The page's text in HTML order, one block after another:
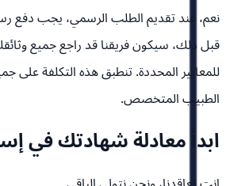
قبل ذلك، سيكون فريقنا قد راجع جميع
للمعايير المحددة. تنطبق هذه التكلفة على
الطبيب المتخصص.
ابدأ معادلة شهادتك في